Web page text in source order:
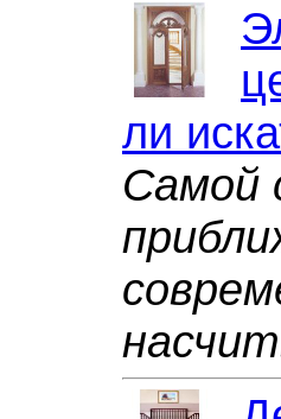
ли
Самой